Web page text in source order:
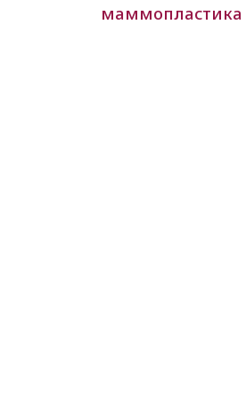
маммопластика